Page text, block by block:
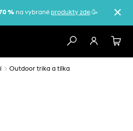
% na vybrané produkty zde.🥳
Outdoor trika a tílka